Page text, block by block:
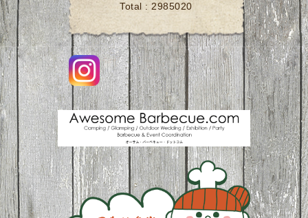
Total :2985020